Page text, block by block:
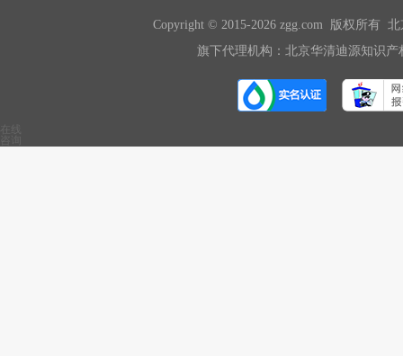
Copyright © 2015-2026 zgg.com 版权所有
旗下代理机构：北京华清迪源知识
咨询